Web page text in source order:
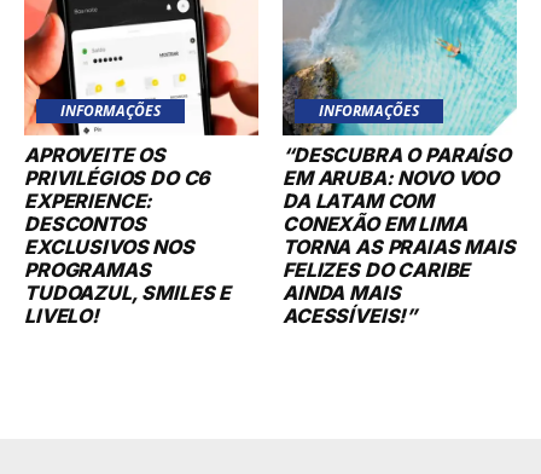
INFORMAÇÕES
APROVEITE OS
PRIVILÉGIOS DO C6
EXPERIENCE:
DESCONTOS
EXCLUSIVOS NOS
PROGRAMAS
TUDOAZUL, SMILES E
LIVELO!
INFORMAÇÕES
“DESCUBRA O PARAÍSO
EM ARUBA: NOVO VOO
DA LATAM COM
CONEXÃO EM LIMA
TORNA AS PRAIAS MAIS
FELIZES DO CARIBE
AINDA MAIS
ACESSÍVEIS!”